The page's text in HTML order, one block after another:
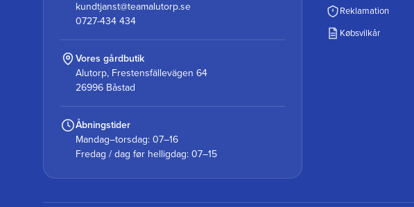
kundtjanst@teamalutorp.se
0727-434 434
Vores gårdbutik
Alutorp, Frestensfällevägen 64
26996 Båstad
Åbningstider
Mandag–torsdag: 07–16
Fredag / dag før helligdag: 07–15
Reklamation
Købsvilkår